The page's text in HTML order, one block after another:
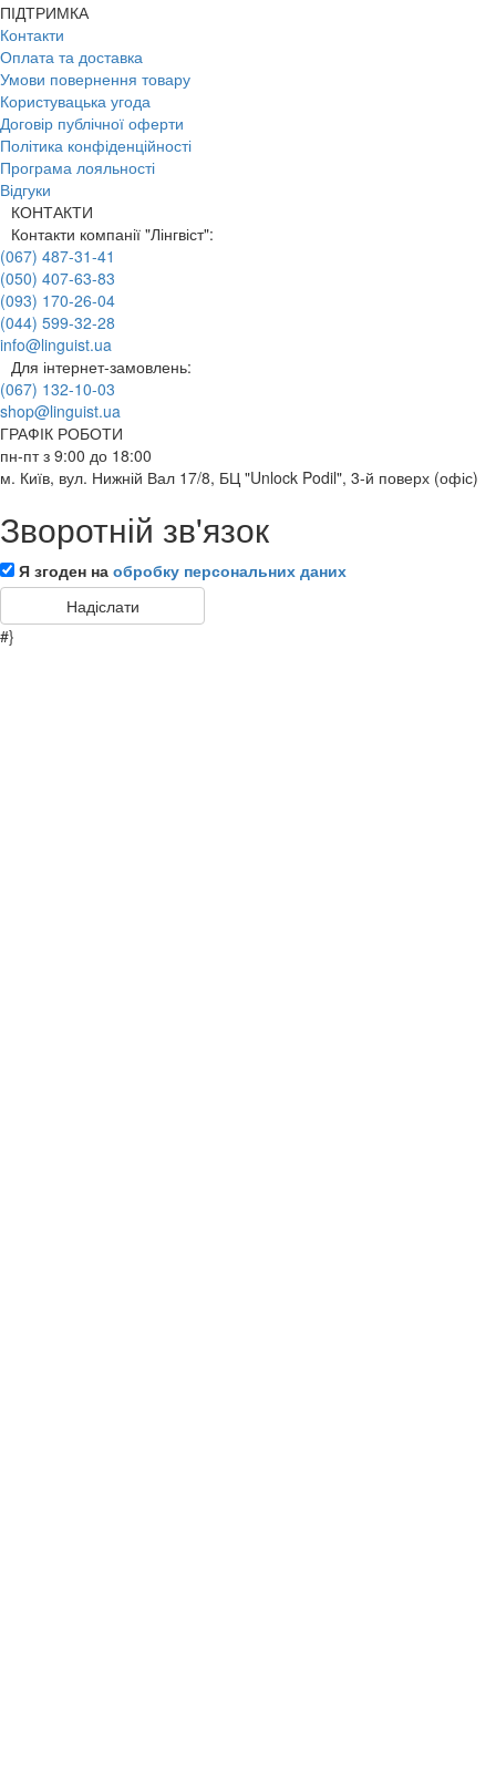
ПІДТРИМКА
Контакти
Оплата та доставка
Умови повернення товару
Користувацька угода
Договір публічної оферти
Політика конфіденційності
Програма лояльності
Відгуки
КОНТАКТИ
Контакти компанії "Лінгвіст":
(067) 487-31-41
(050) 407-63-83
(093) 170-26-04
(044) 599-32-28
info@linguist.ua
Для інтернет-замовлень:
(067) 132-10-03
shop@linguist.ua
ГРАФІК РОБОТИ
пн-пт з 9:00 до 18:00
м. Київ, вул. Нижній Вал 17/8, БЦ "Unlock Podil", 3-й поверх (офіс)
Зворотній зв'язок
Я згоден на обробку персональних даних
#}